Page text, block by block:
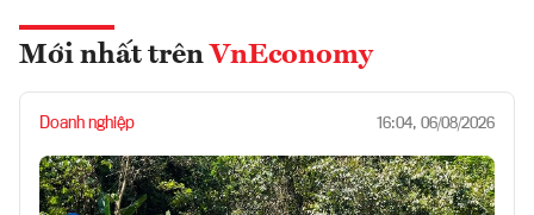
Mới nhất trên VnEconomy
Doanh nghiệp 16:04, 06/08/2026